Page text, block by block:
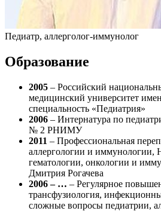
Педиатр, аллерголог-иммунолог
Образование
2005 – Российский
медицинский университет
специальность «Педиатрия»
2006 – Интернатура по
№ 2 РНИМУ
2011 – Профессиональная
аллергологии и
гематологии, онкологии и
Дмитрия Рогачева
2006 – … – Регулярное
трансфузиология,
сложные вопросы педиатрии,